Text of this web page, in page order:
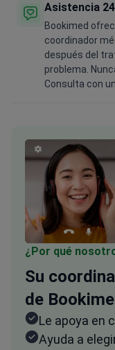
Asistencia
Bookimed
coordinador
después del
problema.
Consulta con
¿Por qué
Su
de
Le apoya en
Ayuda a